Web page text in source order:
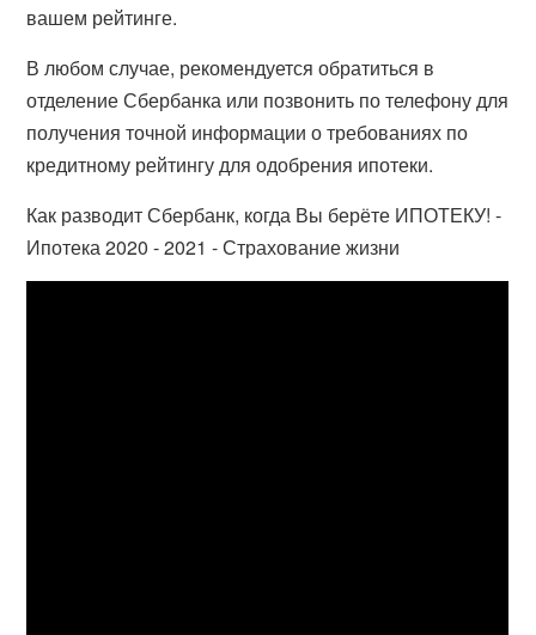
вашем рейтинге.
В любом случае, рекомендуется обратиться в
отделение Сбербанка или позвонить по телефону для
получения точной информации о требованиях по
кредитному рейтингу для одобрения ипотеки.
Как разводит Сбербанк, когда Вы берёте ИПОТЕКУ! -
Ипотека 2020 - 2021 - Страхование жизни